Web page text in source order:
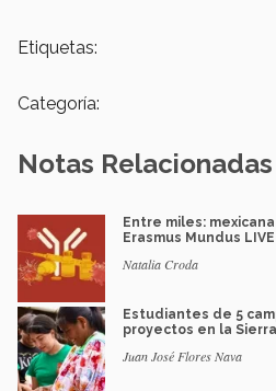
Etiquetas:
Categoría:
Notas Relacionadas
Entre miles:
Erasmus Mundus LIVE
Natalia Croda
Estudiantes de 5
proyectos en la
Juan José Flores Nava